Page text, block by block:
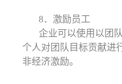
8．激励员工
企业可以使用以团
个人对团队目标贡献进
非经济激励。